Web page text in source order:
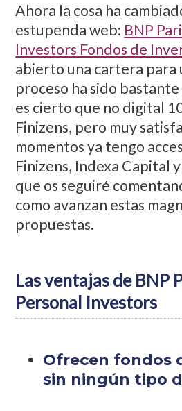
Ahora la cosa ha
estupenda web: BNP
Investors Fondos de
abierto una cartera para
proceso ha sido
es cierto que no digital
Finizens, pero muy
momentos ya tengo
Finizens, Indexa Capital
que os seguiré
como avanzan estas
propuestas.
Las ventajas de BNP
Personal Investors
Ofrecen fondos
sin ningún tipo